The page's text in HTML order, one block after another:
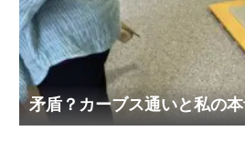
矛盾？カーブス通いと私の